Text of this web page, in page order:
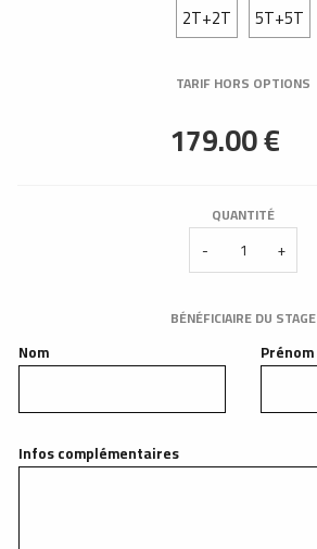
2T+2T 5T+5T
TARIF HORS OPTIONS
QUANTITÉ
- +
BÉNÉFICIAIRE DU STAGE
Nom Prénom
Infos complémentaires